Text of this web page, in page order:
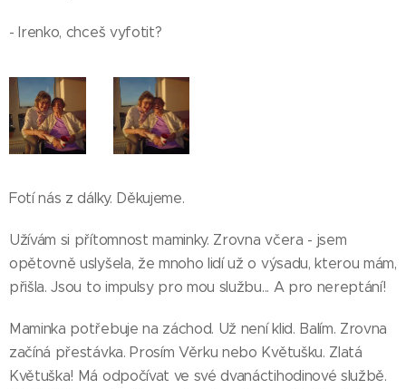
- Irenko, chceš vyfotit?
Fotí nás z dálky. Děkujeme.
Užívám si přítomnost maminky. Zrovna včera - jsem
opětovně uslyšela, že mnoho lidí už o výsadu, kterou mám,
přišla. Jsou to impulsy pro mou službu... A pro nereptání!
Maminka potřebuje na záchod. Už není klid. Balím. Zrovna
začíná přestávka. Prosím Věrku nebo Květušku. Zlatá
Květuška! Má odpočívat ve své dvanáctihodinové službě.